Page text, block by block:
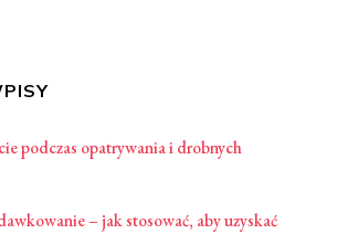
podczas opatrywania i drobnych
– jak stosować, aby uzyskać